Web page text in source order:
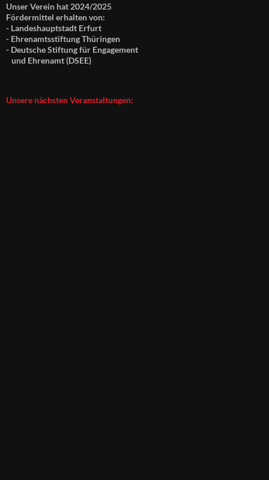
Unser Verein hat 2024/2025
Fördermittel erhalten von:
- Landeshauptstadt Erfurt
- Ehrenamtsstiftung Thüringen
- Deutsche Stiftung für Engagement
und Ehrenamt (DSEE)
Unsere nächsten Veranstaltungen: